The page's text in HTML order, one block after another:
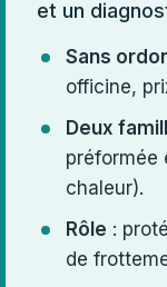
et un
Sans
officine,
Deux
préformée
chaleur).
Rôle :
de